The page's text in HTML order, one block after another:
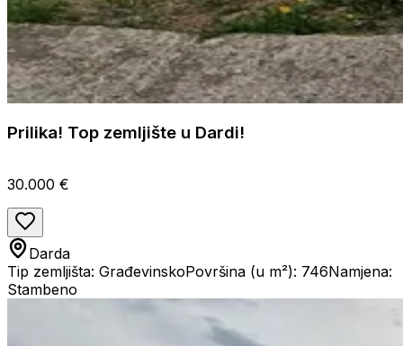
Prilika! Top zemljište u Dardi!
30.000 €
Darda
Tip zemljišta: GrađevinskoPovršina (u m²): 746Namjena:
Stambeno